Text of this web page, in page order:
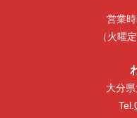
営業
（火曜
大分
Tel.